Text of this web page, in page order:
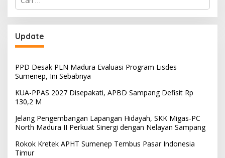
untuk:
Update
PPD Desak PLN Madura Evaluasi Program Lisdes
Sumenep, Ini Sebabnya
KUA-PPAS 2027 Disepakati, APBD Sampang Defisit Rp
130,2 M
Jelang Pengembangan Lapangan Hidayah, SKK Migas-PC
North Madura II Perkuat Sinergi dengan Nelayan Sampang
Rokok Kretek APHT Sumenep Tembus Pasar Indonesia
Timur